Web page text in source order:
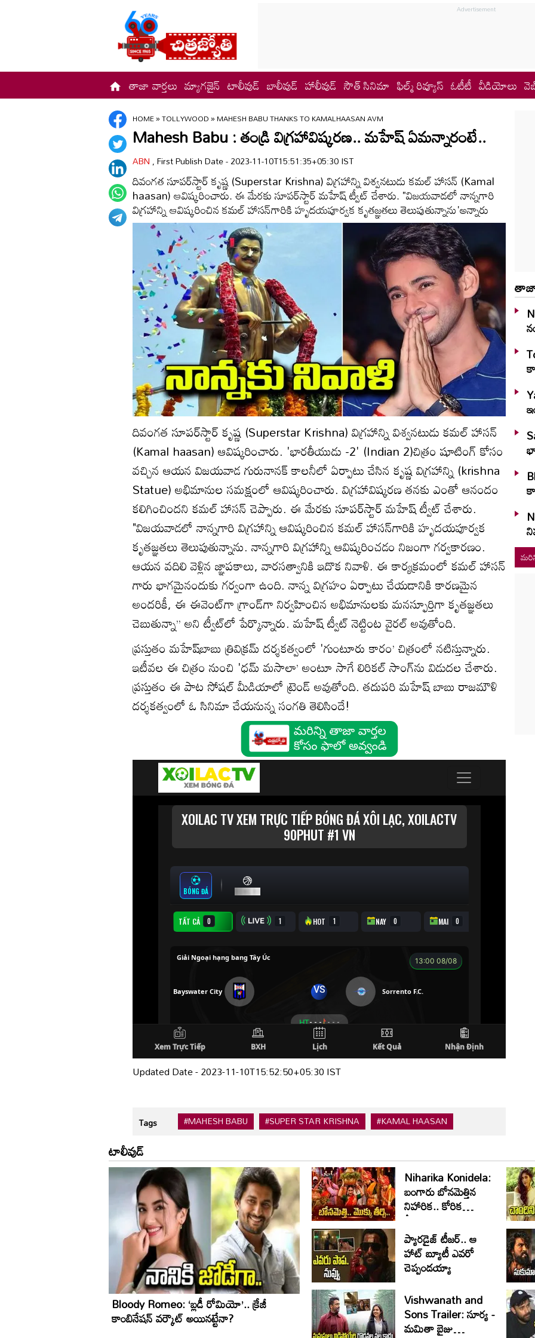
తాజా వార్తలు మ్యాగజైన్ టాలీవుడ్ బాలీవుడ్ హాలీవుడ్ సౌత్ సినిమా ఫిల్మ్ రివ్యూస్ ఓటీటీ వీడియోలు
HOME»TOLLYWOOD»MAHESH BABU THANKS TO KAMALHAASAN AVM
Mahesh Babu : తండ్రి విగ్రహావిష్కరణ.. మహేష్‌ ఏమన్నారంటే..
ABN, First Publish Date - 2023-11-10T15:51:35+05:30 IST
దివంగత సూపర్‌స్టార్‌ కృష్ణ (Superstar Krishna) విగ్రహాన్ని విశ్వనటుడు కమల్‌ హాసన్‌ (Kamal
haasan) ఆవిష్కరించారు. ఈ మేరకు సూపర్‌స్టార్‌ మహేష్‌ ట్వీట్‌ చేశారు. "విజయవాడలో నాన్నగారి
విగ్రహాన్ని ఆవిష్కరించిన కమల్‌ హాసన్‌గారికి హృదయపూర్వక కృతజ్ఞతలు తెలుపుతున్నాను'అన్నారు
దివంగత సూపర్‌స్టార్‌ కృష్ణ (Superstar Krishna) విగ్రహాన్ని విశ్వనటుడు కమల్‌ హాసన్‌
(Kamal haasan) ఆవిష్కరించారు. 'భారతీయుడు -2' (Indian 2)చిత్రం షూటింగ్‌ కోసం
వచ్చిన ఆయన విజయవాడ గురునానక్‌ కాలనీలో ఏర్పాటు చేసిన కృష్ణ విగ్రహాన్ని (krishna
Statue) అభిమానుల సమక్షంలో ఆవిష్కరించారు. విగ్రహావిష్కరణ తనకు ఎంతో ఆనందం
కలిగించిందని కమల్‌ హాసన్‌ చెప్పారు. ఈ మేరకు సూపర్‌స్టార్‌ మహేష్‌ ట్వీట్‌ చేశారు.
"విజయవాడలో నాన్నగారి విగ్రహాన్ని ఆవిష్కరించిన కమల్‌ హాసన్‌గారికి హృదయపూర్వక
కృతజ్ఞతలు తెలుపుతున్నాను. నాన్నగారి విగ్రహాన్ని ఆవిష్కరించడం నిజంగా గర్వకారణం.
ఆయన వదిలి వెళ్లిన జ్ఞాపకాలు, వారసత్వానికి ఇదొక నివాళి. ఈ కార్యక్రమంలో కమల్‌ హాసన్‌
గారు భాగమైనందుకు గర్వంగా ఉంది. నాన్న విగ్రహం ఏర్పాటు చేయడానికి కారణమైన
అందరికీ, ఈ ఈవెంట్‌గా గ్రాండ్‌గా నిర్వహించిన అభిమానులకు మనస్ఫూర్తిగా కృతజ్ఞతలు
చెబుతున్నా’’ అని ట్వీట్‌లో పేర్కొన్నారు. మహేష్ ట్వీట్‌ నెట్టింట వైరల్‌ అవుతోంది.
ప్రస్తుతం మహేష్‌బాబు త్రివిక్రమ్‌ దర్శకత్వంలో 'గుంటూరు కారం’ చిత్రంలో నటిస్తున్నారు.
ఇటీవల ఈ చిత్రం నుంచి 'ధమ్‌ మసాలా’ అంటూ సాగే లిరికల్‌ సాంగ్‌ను విడుదల చేశారు.
ప్రస్తుతం ఈ పాట సోషల్‌ మీడియాలో ట్రెండ్‌ అవుతోంది. తదుపరి మహేష్ బాబు రాజమౌళి
దర్శకత్వంలో ఓ సినిమా చేయనున్న సంగతి తెలిసిందే!
Updated Date - 2023-11-10T15:52:50+05:30 IST
Tags #MAHESH BABU #SUPER STAR KRISHNA #KAMAL HAASAN
తాజా
టాలీవుడ్
Bloody Romeo: ‘బ్లడీ రోమియో’.. క్రేజీ
కాంబినేషన్ వర్కౌట్ అయినట్టేనా?
Niharika Konidela:
బంగారు బోనమెత్తిన
నిహారిక.. కోరిక
తీరిందంటూ..
ప్యారడైజ్ టీజర్.. ఆ
హాట్ బ్యూటీ ఎవరో
చెప్పండయ్యా
Vishwanath and
Sons Trailer: సూర్య -
మమితా బైజు